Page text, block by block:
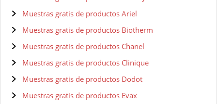
Muestras gratis de productos Ariel
Muestras gratis de productos Biotherm
Muestras gratis de productos Chanel
Muestras gratis de productos Clinique
Muestras gratis de productos Dodot
Muestras gratis de productos Evax